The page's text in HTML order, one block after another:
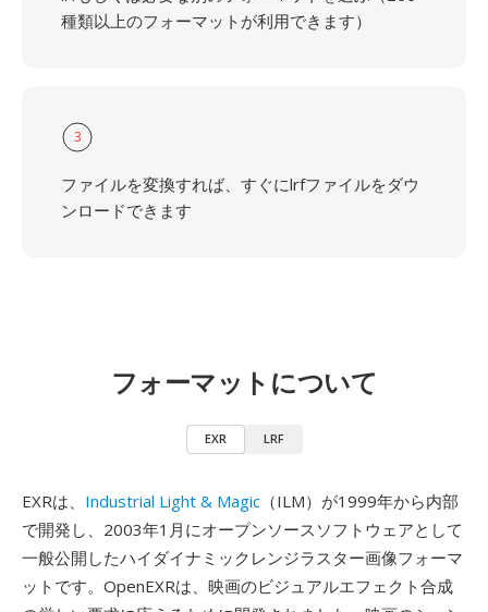
種類以上のフォーマットが利用できます）
3
ファイルを変換すれば、すぐにlrfファイルをダウ
ンロードできます
フォーマットについて
EXR LRF
EXRは、 Industrial Light & Magic （ILM）が1999年から内部
で開発し、2003年1月にオープンソースソフトウェアとして
一般公開したハイダイナミックレンジラスター画像フォーマ
ットです。OpenEXRは、映画のビジュアルエフェクト合成